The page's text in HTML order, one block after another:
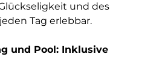
und des
Tag erlebbar.
und Pool: Inklusive